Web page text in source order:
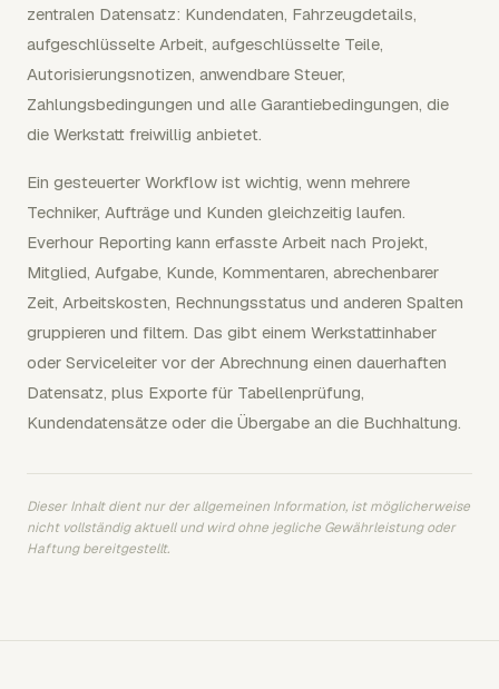
zentralen Datensatz: Kundendaten, Fahrzeugdetails,
aufgeschlüsselte Arbeit, aufgeschlüsselte Teile,
Autorisierungsnotizen, anwendbare Steuer,
Zahlungsbedingungen und alle Garantiebedingungen, die
die Werkstatt freiwillig anbietet.
Ein gesteuerter Workflow ist wichtig, wenn mehrere
Techniker, Aufträge und Kunden gleichzeitig laufen.
Everhour Reporting kann erfasste Arbeit nach Projekt,
Mitglied, Aufgabe, Kunde, Kommentaren, abrechenbarer
Zeit, Arbeitskosten, Rechnungsstatus und anderen Spalten
gruppieren und filtern. Das gibt einem Werkstattinhaber
oder Serviceleiter vor der Abrechnung einen dauerhaften
Datensatz, plus Exporte für Tabellenprüfung,
Kundendatensätze oder die Übergabe an die Buchhaltung.
Dieser Inhalt dient nur der allgemeinen Information, ist möglicherweise
nicht vollständig aktuell und wird ohne jegliche Gewährleistung oder
Haftung bereitgestellt.